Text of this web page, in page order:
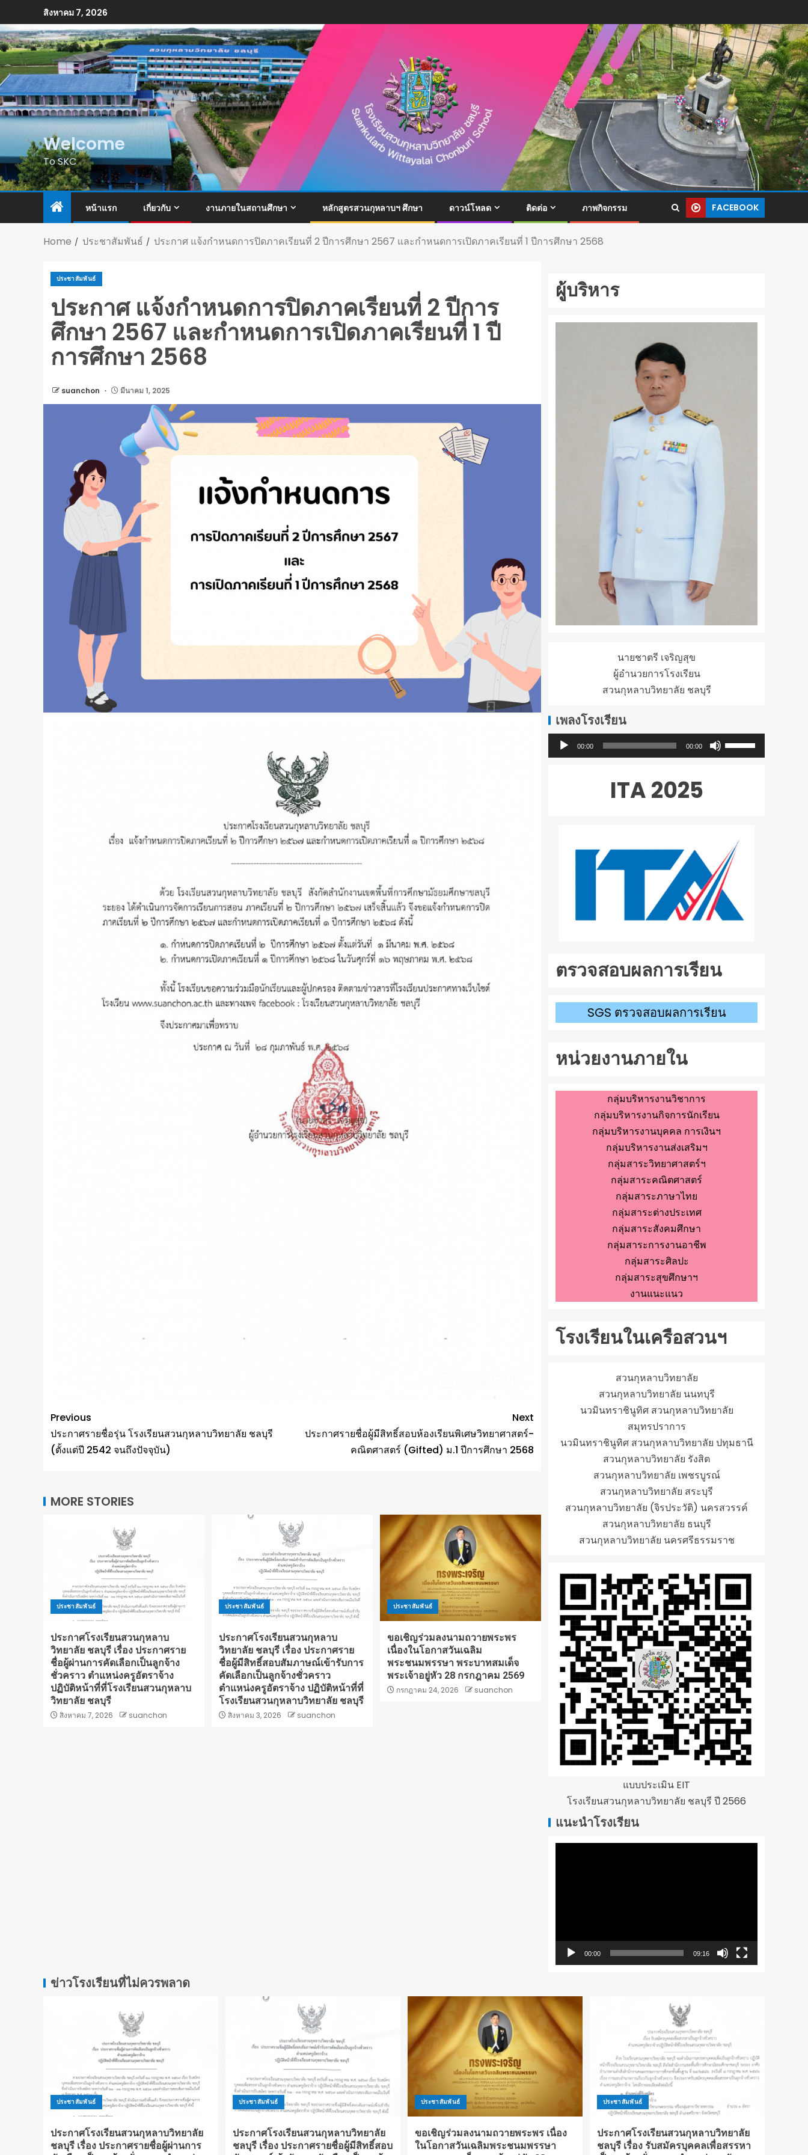
สิงหาคม 7, 2026
Welcome
To SKC
หน้าแรก เกี่ยวกับ งานภายในสถานศึกษา หลักสูตรสวนกุหลาบฯ ศึกษา ดาวน์โหลด ติดต่อ ภาพกิจกรรม FACEBOOK
Home ประชาสัมพันธ์ ประกาศ แจ้งกำหนดการปิดภาคเรียนที่ 2 ปีการศึกษา 2567 และกำหนดการเปิดภาคเรียนที่ 1 ปีการศึกษา 2568
ประชาสัมพันธ์
ประกาศ แจ้งกำหนดการปิดภาคเรียนที่ 2 ปีการ
ศึกษา 2567 และกำหนดการเปิดภาคเรียนที่ 1 ปี
การศึกษา 2568
suanchon มีนาคม 1, 2025
Previous
ประกาศรายชื่อรุ่น โรงเรียนสวนกุหลาบวิทยาลัย ชลบุรี
(ตั้งแต่ปี 2542 จนถึงปัจจุบัน)
Next
ประกาศรายชื่อผู้มีสิทธิ์สอบห้องเรียนพิเศษวิทยาศาสตร์-
คณิตศาสตร์ (Gifted) ม.1 ปีการศึกษา 2568
MORE STORIES
ประชาสัมพันธ์
ประกาศโรงเรียนสวนกุหลาบ
วิทยาลัย ชลบุรี เรื่อง ประกาศราย
ชื่อผู้ผ่านการคัดเลือกเป็นลูกจ้าง
ชั่วคราว ตำแหน่งครูอัตราจ้าง
ปฏิบัติหน้าที่ที่โรงเรียนสวนกุหลาบ
วิทยาลัย ชลบุรี
สิงหาคม 7, 2026 suanchon
ประชาสัมพันธ์
ประกาศโรงเรียนสวนกุหลาบ
วิทยาลัย ชลบุรี เรื่อง ประกาศราย
ชื่อผู้มีสิทธิ์สอบสัมภาษณ์เข้ารับการ
คัดเลือกเป็นลูกจ้างชั่วคราว
ตำแหน่งครูอัตราจ้าง ปฏิบัติหน้าที่ที่
โรงเรียนสวนกุหลาบวิทยาลัย ชลบุรี
สิงหาคม 3, 2026 suanchon
ประชาสัมพันธ์
ขอเชิญร่วมลงนามถวายพระพร
เนื่องในโอกาสวันเฉลิม
พระชนมพรรษา พระบาทสมเด็จ
พระเจ้าอยู่หัว 28 กรกฎาคม 2569
กรกฎาคม 24, 2026 suanchon
ผู้บริหาร
นายชาตรี เจริญสุข
ผู้อำนวยการโรงเรียน
สวนกุหลาบวิทยาลัย ชลบุรี
เพลงโรงเรียน
ตัว
00:00 00:00
ใช้
ปุ่ม
เพื่อ
เพิ่ม
หรือ
ระดับ
เสียง
ITA 2025
ตรวจสอบผลการเรียน
SGS ตรวจสอบผลการเรียน
หน่วยงานภายใน
กลุ่มบริหารงานวิชาการ
กลุ่มบริหารงานกิจการนักเรียน
กลุ่มบริหารงานบุคคล การเงินฯ
กลุ่มบริหารงานส่งเสริมฯ
กลุ่มสาระวิทยาศาสตร์ฯ
กลุ่มสาระคณิตศาสตร์
กลุ่มสาระภาษาไทย
กลุ่มสาระต่างประเทศ
กลุ่มสาระสังคมศึกษา
กลุ่มสาระการงานอาชีพ
กลุ่มสาระศิลปะ
กลุ่มสาระสุขศึกษาฯ
งานแนะแนว
โรงเรียนในเครือสวนฯ
สวนกุหลาบวิทยาลัย
สวนกุหลาบวิทยาลัย นนทบุรี
นวมินทราชินูทิศ สวนกุหลาบวิทยาลัย
สมุทรปราการ
นวมินทราชินูทิศ สวนกุหลาบวิทยาลัย ปทุมธานี
สวนกุหลาบวิทยาลัย รังสิต
สวนกุหลาบวิทยาลัย เพชรบูรณ์
สวนกุหลาบวิทยาลัย สระบุรี
สวนกุหลาบวิทยาลัย (จิรประวัติ) นครสวรรค์
สวนกุหลาบวิทยาลัย ธนบุรี
สวนกุหลาบวิทยาลัย นครศรีธรรมราช
แบบประเมิน EIT
โรงเรียนสวนกุหลาบวิทยาลัย ชลบุรี ปี 2566
แนะนำโรงเรียน
00:00 09:16
ข่าวโรงเรียนที่ไม่ควรพลาด
ประชาสัมพันธ์
ประกาศโรงเรียนสวนกุหลาบวิทยาลัย
ชลบุรี เรื่อง ประกาศรายชื่อผู้ผ่านการ
ประชาสัมพันธ์
ประกาศโรงเรียนสวนกุหลาบวิทยาลัย
ชลบุรี เรื่อง ประกาศรายชื่อผู้มีสิทธิ์สอบ
ประชาสัมพันธ์
ขอเชิญร่วมลงนามถวายพระพร เนื่อง
ในโอกาสวันเฉลิมพระชนมพรรษา
ประชาสัมพันธ์
ประกาศโรงเรียนสวนกุหลาบวิทยาลัย
ชลบุรี เรื่อง รับสมัครบุคคลเพื่อสรรหา